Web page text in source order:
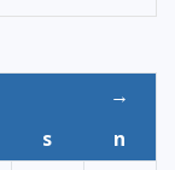
→
s
n